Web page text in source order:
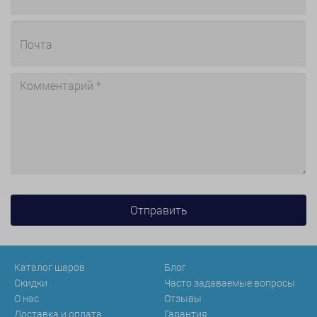
Каталог шаров
Скидки
О нас
Доставка и оплата
Блог
Часто задаваемые вопросы
Отзывы
Гарантия